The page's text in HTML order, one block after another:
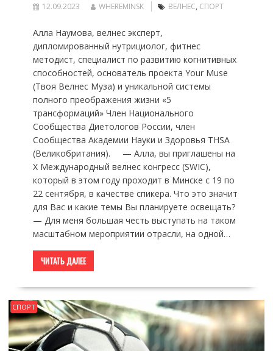
12.09.2023 WHEREMINSK ВЕЛНЕС, СПОРТ
Алла Наумова, велнес эксперт,
дипломированный нутрициолог, фитнес
методист, специалист по развитию когнитивных
способностей, основатель проекта Your Muse
(Твоя Велнес Муза) и уникальной системы
полного преображения жизни «5
трансформаций» Член Национального
Сообщества Диетологов России, член
Сообщества Академии Науки и Здоровья THSA
(Великобритания). — Алла, вы приглашены на
X Международный велнес конгресс (SWIC),
который в этом году проходит в Минске с 19 по
22 сентября, в качестве спикера. Что это значит
для Вас и какие темы Вы планируете освещать?
— Для меня большая честь выступать на таком
масштабном мероприятии отрасли, на одной…
ЧИТАТЬ ДАЛЕЕ
СПОРТ